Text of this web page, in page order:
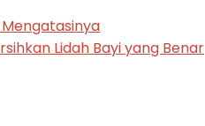
Lidah Bayi yang Benar